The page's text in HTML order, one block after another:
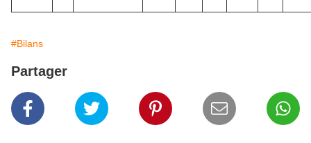
#Bilans
Partager